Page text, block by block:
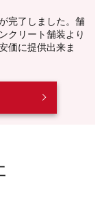
完了しました。舗
クリート舗装より
価に提供出来ま